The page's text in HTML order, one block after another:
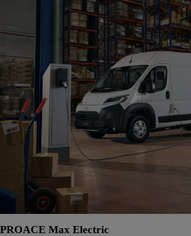
PROACE Max Electric